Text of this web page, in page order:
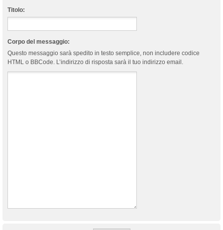
Titolo:
Corpo del messaggio:
Questo messaggio sarà spedito in testo semplice, non includere codice
HTML o BBCode. L’indirizzo di risposta sarà il tuo indirizzo email.